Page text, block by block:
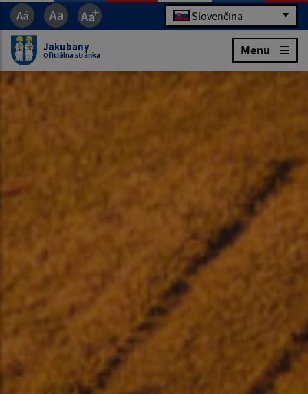
Slovenčina
Jakubany
Oficiálna stránka Menu